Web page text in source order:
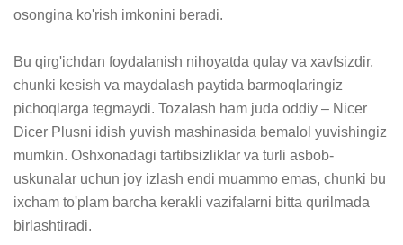
osongina ko'rish imkonini beradi.
Bu qirg'ichdan foydalanish nihoyatda qulay va xavfsizdir,
chunki kesish va maydalash paytida barmoqlaringiz
pichoqlarga tegmaydi. Tozalash ham juda oddiy – Nicer
Dicer Plusni idish yuvish mashinasida bemalol yuvishingiz
mumkin. Oshxonadagi tartibsizliklar va turli asbob-
uskunalar uchun joy izlash endi muammo emas, chunki bu
ixcham to'plam barcha kerakli vazifalarni bitta qurilmada
birlashtiradi.